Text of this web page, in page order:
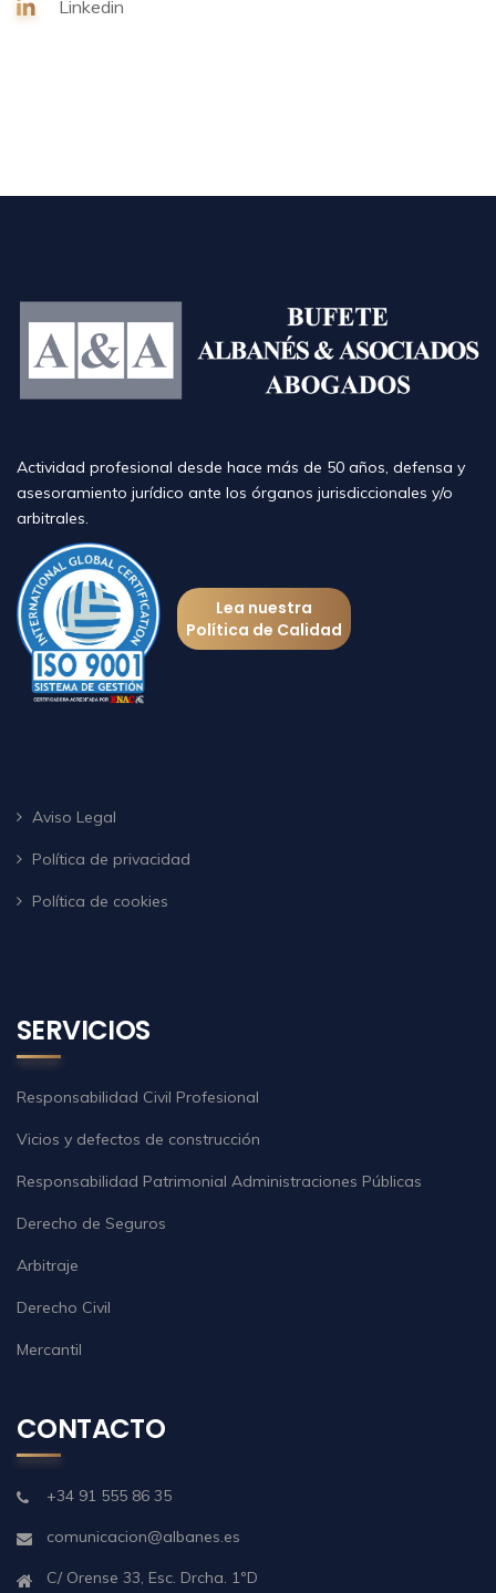
Linkedin
Actividad profesional desde hace más de 50 años, defensa y
asesoramiento jurídico ante los órganos jurisdiccionales y/o
arbitrales.
Lea nuestra
Política de Calidad
Aviso Legal
Política de privacidad
Política de cookies
SERVICIOS
Responsabilidad Civil Profesional
Vicios y defectos de construcción
Responsabilidad Patrimonial Administraciones Públicas
Derecho de Seguros
Arbitraje
Derecho Civil
Mercantil
CONTACTO
+34 91 555 86 35
comunicacion@albanes.es
C/ Orense 33, Esc. Drcha. 1ºD